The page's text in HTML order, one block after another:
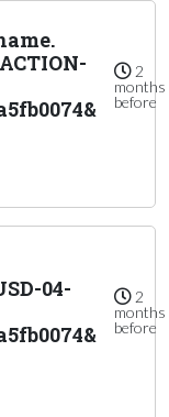
2
months
before
04-
2
months
before